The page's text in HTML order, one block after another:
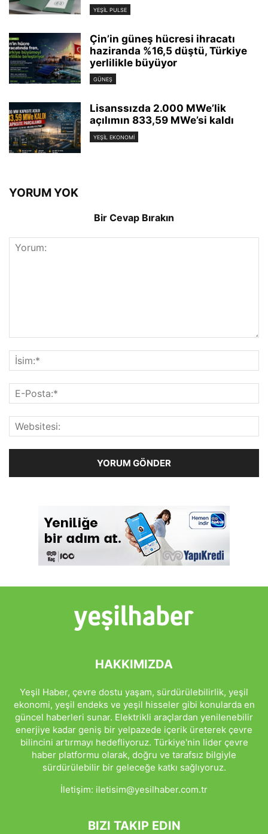
YEŞIL PULSE
Çin’in güneş hücresi ihracatı
haziranda %16,5 düştü, Türkiye
yerlilikle büyüyor
GÜNEŞ
Lisanssızda 2.000 MWe’lik
açılımın 833,59 MWe’si kaldı
YEŞIL EKONOMI
YORUM YOK
Bir Cevap Bırakın
HAKKIMIZDA
Yeşil Haber, çevre dostu yaşam, sürdürülebilirlik, yeşil
ekonomi, yeşil endeks ve yeşil hisseler gibi konularda en
güncel haberleri sunar. Elektrikli araçlardan yenilenebilir
enerjiye kadar geniş bir yelpazede içerik üreterek çevre
bilincini artırmayı hedefliyoruz. Türkiye'nin lider çevre
haber platformu olarak, doğru ve tarafsız bilgiyle
sürdürülebilir bir geleceğe katkı sağlıyoruz.
İletişim: iletisim@yesilhaber.com.tr
BIZI TAKIP EDIN